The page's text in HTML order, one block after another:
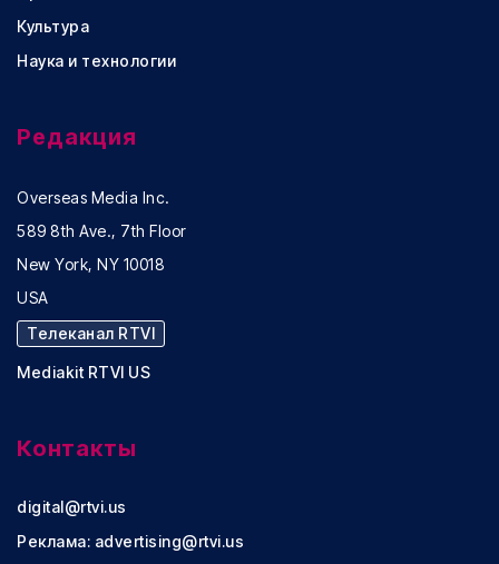
Культура
Наука и технологии
Редакция
Overseas Media Inc.
589 8th Ave., 7th Floor
New York, NY 10018
USA
Телеканал RTVI
Mediakit RTVI US
Контакты
digital@rtvi.us
Реклама: advertising@rtvi.us